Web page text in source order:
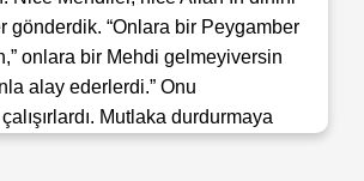
gönderdik. “Onlara bir Peygamber
onlara bir Mehdi gelmeyiversin
alay ederlerdi.” Onu
Mutlaka durdurmaya